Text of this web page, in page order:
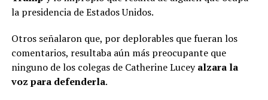
la presidencia de Estados Unidos.
Otros señalaron que, por deplorables que fueran los
comentarios, resultaba aún más preocupante que
ninguno de los colegas de Catherine Luceyalzara la
voz para defenderla.